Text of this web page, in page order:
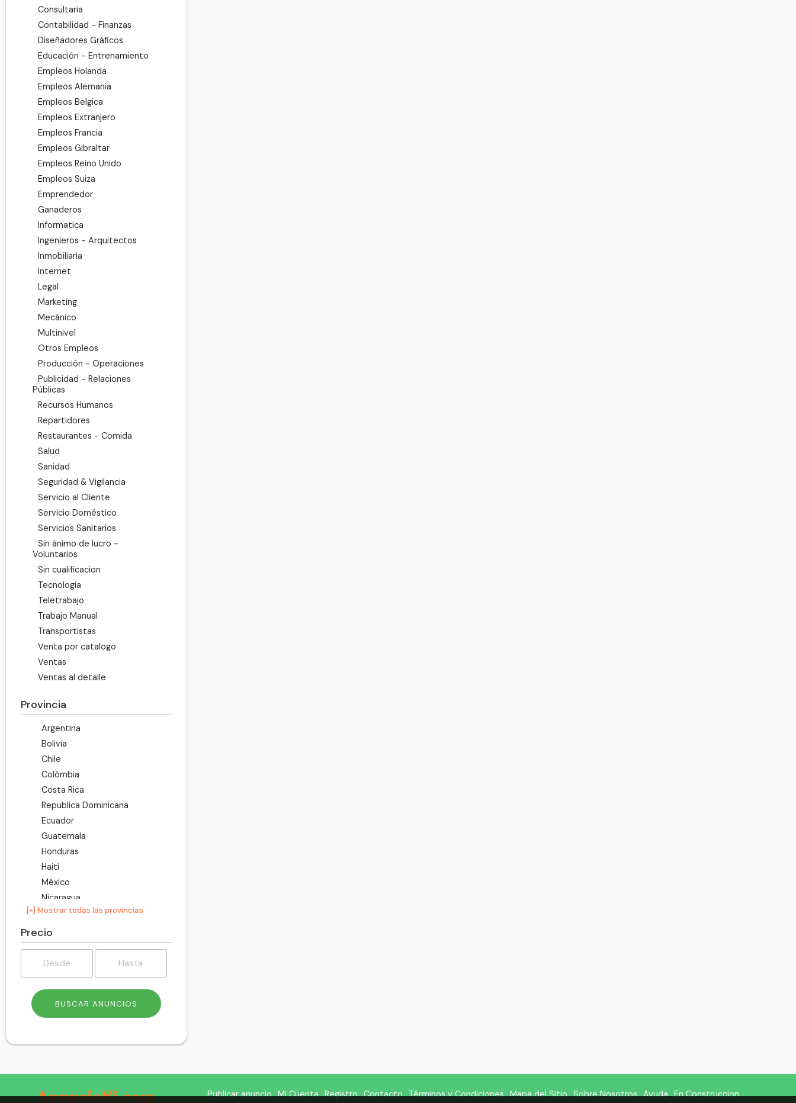
Consultaria
Contabilidad - Finanzas
Diseñadores Gráficos
Educación - Entrenamiento
Empleos Holanda
Empleos Alemania
Empleos Belgica
Empleos Extranjero
Empleos Francia
Empleos Gibraltar
Empleos Reino Unido
Empleos Suiza
Emprendedor
Ganaderos
Informatica
Ingenieros - Arquitectos
Inmobiliaria
Internet
Legal
Marketing
Mecánico
Multinivel
Otros Empleos
Producción - Operaciones
Publicidad - Relaciones
Públicas
Recursos Humanos
Repartidores
Restaurantes - Comida
Salud
Sanidad
Seguridad & Vigilancia
Servicio al Cliente
Servicio Doméstico
Servicios Sanitarios
Sin ánimo de lucro -
Voluntarios
Sin cualificacion
Tecnología
Teletrabajo
Trabajo Manual
Transportistas
Venta por catalogo
Ventas
Ventas al detalle
Provincia
Argentina
Bolivia
Chile
Colômbia
Costa Rica
Republica Dominicana
Ecuador
Guatemala
Honduras
Haiti
México
Nicaragua
Panamá
Perú
Puerto Rico
Paraguay
El Salvador
United States America
Uruguay
Venezuela
[+] Mostrar todas las provincias
Precio
Publicar anuncio Mi Cuenta Registro Contacto Términos y Condiciones Mapa del Sitio Sobre Nosotros Ayuda En Construccion